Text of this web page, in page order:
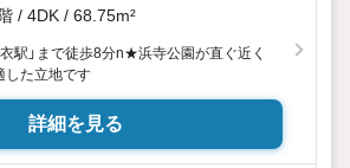
/ 4DK / 68.75m²
駅」まで徒歩8分n★浜寺公園が直ぐ近く
した立地です
詳細を見る